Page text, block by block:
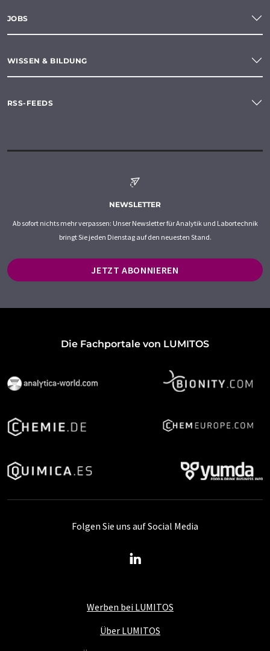
JOBS
WISSEN & BILDUNG
RSS-FEEDS
NEWSLETTER
Ab sofort nichts mehr verpassen: Unser Newsletter für Analytik und Labortechnik
bringt Sie jeden Dienstag auf den neuesten Stand.
JETZT ABONNIEREN
Die Fachportale von LUMITOS
Werben bei LUMITOS
Über LUMITOS
Folgen Sie uns auf Social Media